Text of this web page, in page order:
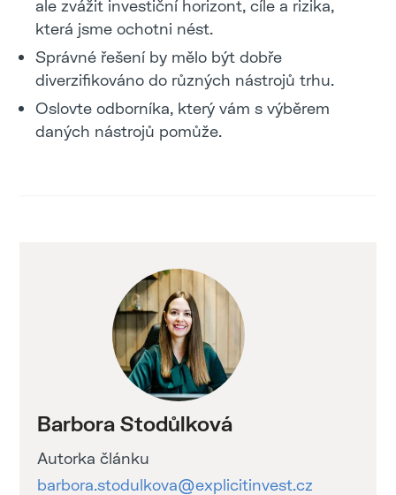
ale zvážit investiční horizont, cíle a rizika,
která jsme ochotni nést.
Správné řešení by mělo být dobře
diverzifikováno do různých nástrojů trhu.
Oslovte odborníka, který vám s výběrem
daných nástrojů pomůže.
Barbora Stodůlková
Autorka článku
barbora.stodulkova@explicitinvest.cz